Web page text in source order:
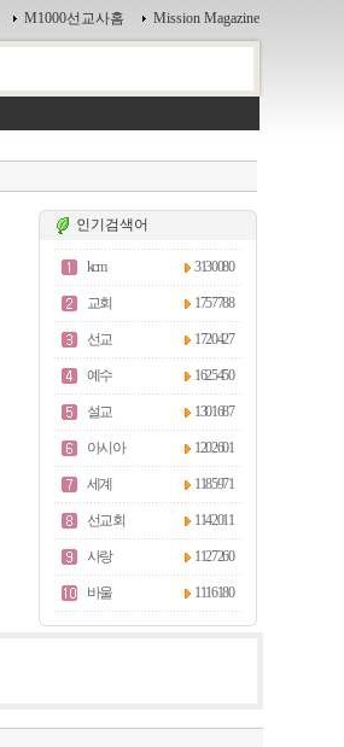
M1000선교사홈 Mission Magazine
인기검색어
kcm 3130080
교회 1757788
선교 1720427
예수 1625450
설교 1301687
아시아 1202601
세계 1185971
선교회 1142011
사랑 1127260
바울 1116180